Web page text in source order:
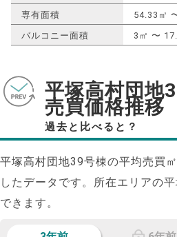
専有面積
54.33㎡
バルコニー面積
3㎡ 〜
平塚高村団地
売買価格推移
過去と比べると？
平塚高村団地39号棟の平均売買
したデータです。所在エリアの
できます。